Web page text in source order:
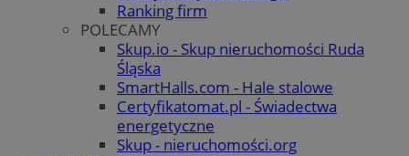
Ranking firm
POLECAMY
Skup.io - Skup nieruchomości Ruda
Śląska
SmartHalls.com - Hale stalowe
Certyfikatomat.pl - Świadectwa
energetyczne
Skup - nieruchomości.org